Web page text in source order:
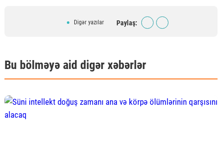
Digər yazılar Paylaş:
Bu bölməyə aid digər xəbərlər